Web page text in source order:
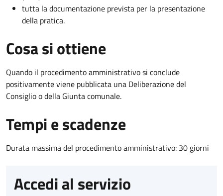
tutta la documentazione prevista per la presentazione
della pratica.
Cosa si ottiene
Quando il procedimento amministrativo si conclude
positivamente viene pubblicata una Deliberazione del
Consiglio o della Giunta comunale.
Tempi e scadenze
Durata massima del procedimento amministrativo: 30 giorni
Accedi al servizio